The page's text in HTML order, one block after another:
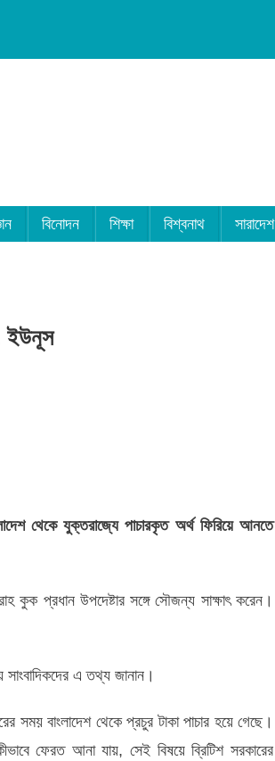
বিনোদন শিক্ষা বিশ্বনাথ সারাদেশ
ইউনূস
থেকে যুক্তরাজ্যে পাচারকৃত অর্থ ফিরিয়ে আনতে
কুক প্রধান উপদেষ্টার সঙ্গে সৌজন্য সাক্ষাৎ করেন।
সাংবাদিকদের এ তথ্য জানান।
সময় বাংলাদেশ থেকে প্রচুর টাকা পাচার হয়ে গেছে।
ফেরত আনা যায়, সেই বিষয়ে ব্রিটিশ সরকারের